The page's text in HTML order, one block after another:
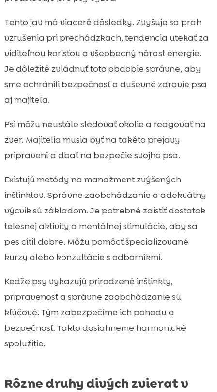
Tento jav má viaceré dôsledky. Zvyšuje sa prah
vzrušenia pri prechádzkach, tendencia utekať za
viditeľnou korisťou a všeobecný nárast energie.
Je dôležité zvládnuť toto obdobie správne, aby
sme ochránili bezpečnosť a duševné zdravie psa
aj majiteľa.
Psi môžu neustále sledovať okolie a reagovať na
zver. Majitelia musia byť na takéto prejavy
pripravení a dbať na bezpečie svojho psa.
Existujú metódy na manažment zvýšených
inštinktov. Správne zaobchádzanie a adekvátny
výcvik sú základom. Je potrebné zaistiť dostatok
telesnej aktivity a mentálnej stimulácie, aby sa
pes cítil dobre. Môžu pomôcť špecializované
kurzy alebo konzultácie s odborníkmi.
Keďže psy vykazujú prirodzené inštinkty,
pripravenosť a správne zaobchádzanie sú
kľúčové. Tým zabezpečíme ich pohodu a
bezpečnosť. Takto dosiahneme harmonické
spolužitie.
Rôzne druhy divých zvierat v